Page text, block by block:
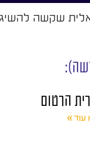
שקשה
הרטום
עוד »